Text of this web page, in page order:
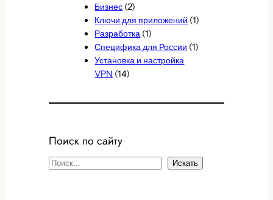
Бизнес (2)
Ключи для приложений (1)
Разработка (1)
Специфика для России (1)
Установка и настройка
VPN (14)
Поиск по сайту
S
Искать